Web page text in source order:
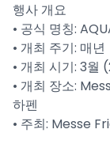
행사 개요
• 공식 명칭:
• 개최 주기: 매년
• 개최 시기: 3
• 개최 장소:
하펜
• 주최: Messe